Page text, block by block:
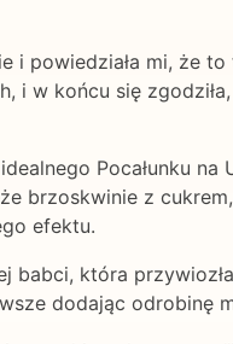
i powiedziała mi, że to
i w końcu się
Pocałunku na
brzoskwinie z
efektu.
babci, która
dodając odrobinę